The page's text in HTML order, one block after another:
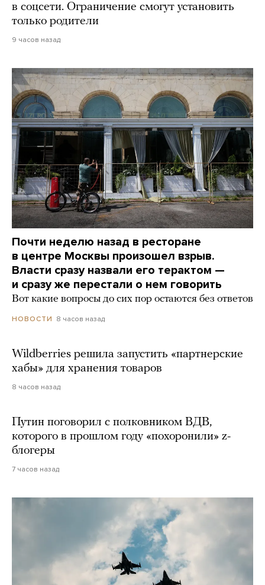
в соцсети. Ограничение смогут установить
только родители
9 часов назад
Почти неделю назад в ресторане
в центре Москвы произошел взрыв.
Власти сразу назвали его терактом —
и сразу же перестали о нем говорить
Вот какие вопросы до сих пор остаются без ответов
НОВОСТИ 8 часов назад
Wildberries решила запустить «партнерские
хабы» для хранения товаров
8 часов назад
Путин поговорил с полковником ВДВ,
которого в прошлом году «похоронили» z-
блогеры
7 часов назад